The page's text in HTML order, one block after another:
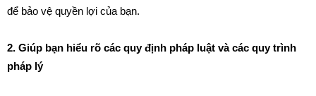
để bảo vệ quyền lợi của bạn.
2. Giúp bạn hiểu rõ các quy định pháp luật và các quy trình
pháp lý